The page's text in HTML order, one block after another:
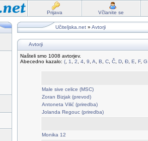
Prijava Včlanite se
Učiteljska.net » Avtorji
Avtorji
Našteli smo 1008 avtorjev.
Abecedno kazalo: ( 1 2 4 9 A B C Č D Đ E F, G
Male sive celice (MSC)
Zoran Bizjak (prevod)
Antoneta Vilić (priredba)
Jolanda Regouc (priredba)
Monika 12